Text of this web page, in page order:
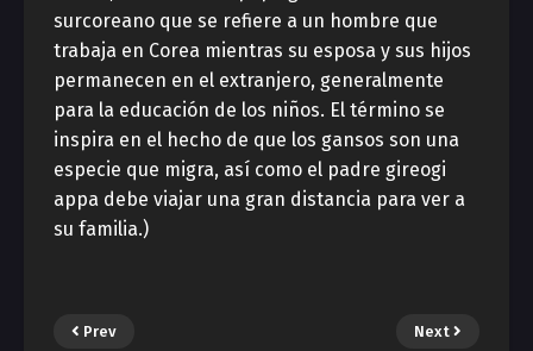
surcoreano que se refiere a un hombre que
trabaja en Corea mientras su esposa y sus hijos
permanecen en el extranjero, generalmente
para la educación de los niños. El término se
inspira en el hecho de que los gansos son una
especie que migra, así como el padre gireogi
appa debe viajar una gran distancia para ver a
su familia.)
Prev Next